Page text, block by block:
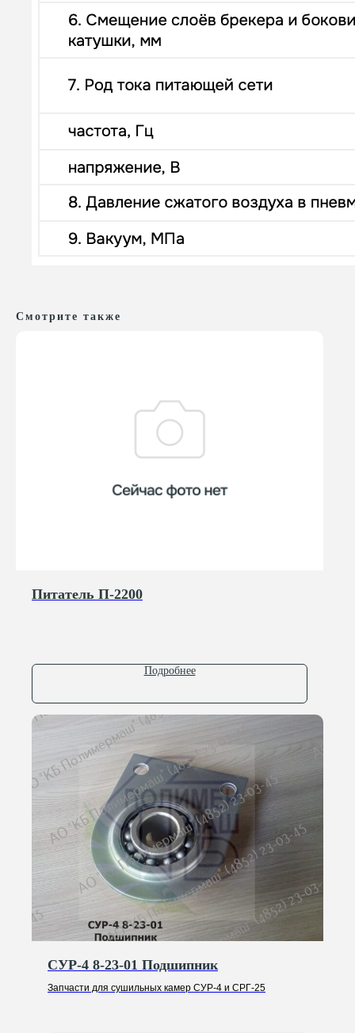
Смотрите также
Питатель П-2200
Подробнее
СУР-4 8-23-01 Подшипник
Запчасти для сушильных камер СУР-4 и СРГ-25
Ответим на ваши
вопросы
Оставьте заявку, и мы свяжемся с вами,
чтобы обсудить все ваши вопросы
+7
Отправить
Нажимая на кнопку, вы соглашаетесь с